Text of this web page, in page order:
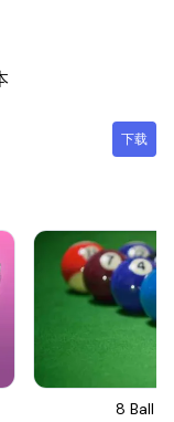
下载
8 Ball